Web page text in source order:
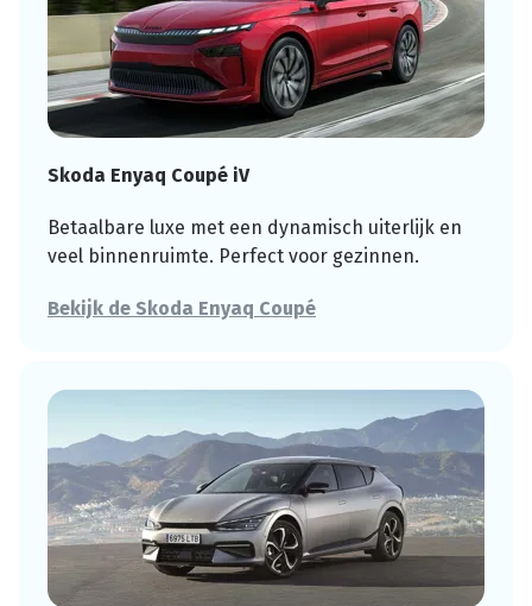
Skoda Enyaq Coupé iV
Betaalbare luxe met een dynamisch uiterlijk en
veel binnenruimte. Perfect voor gezinnen.
Bekijk de Skoda Enyaq Coupé